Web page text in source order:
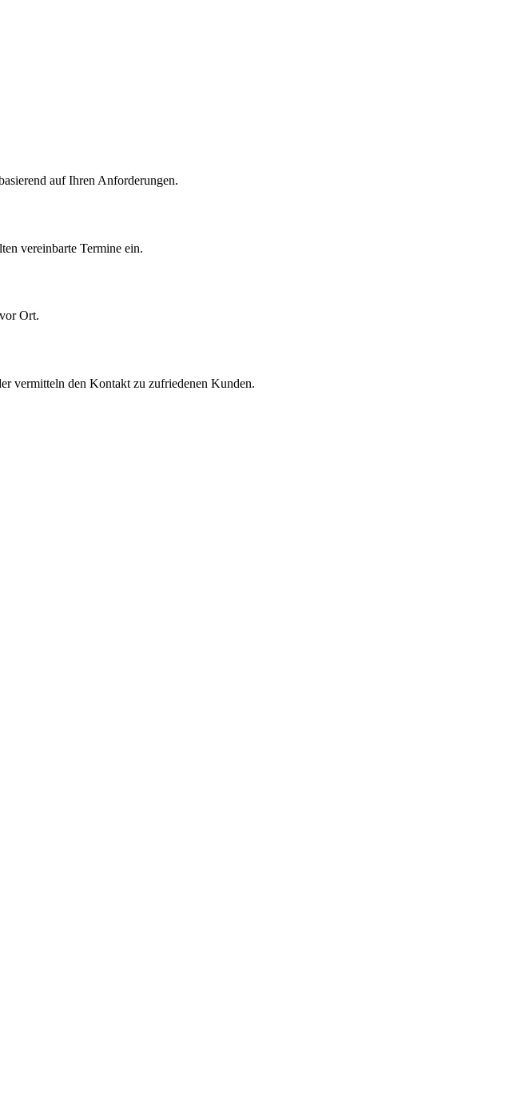
auf Ihren Anforderungen.
vereinbarte Termine ein.
Ort.
vermitteln den Kontakt zu zufriedenen Kunden.